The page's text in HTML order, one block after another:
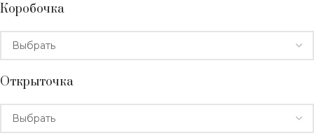
Коробочка
Открыточка